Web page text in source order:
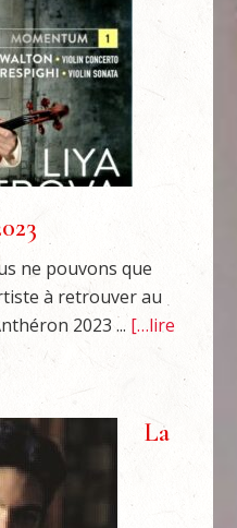
ne pouvons que
à retrouver au
2023 ... […lire
La